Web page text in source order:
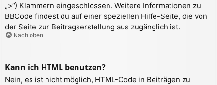
„>“) Klammern eingeschlossen. Weitere Informationen zu
BBCode findest du auf einer speziellen Hilfe-Seite, die von
der Seite zur Beitragserstellung aus zugänglich ist.
Nach oben
Kann ich HTML benutzen?
Nein, es ist nicht möglich, HTML-Code in Beiträgen zu